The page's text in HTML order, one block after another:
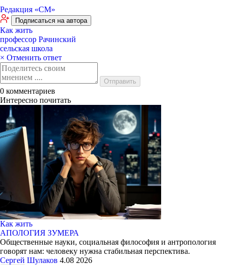
Редакция «СМ»
Подписаться на автора
Как жить
профессор Рачинский
сельская школа
× Отменить ответ
Отправить
0 комментариев
Интересно почитать
Как жить
АПОЛОГИЯ ЗУМЕРА
Общественные науки, социальная философия и антропология
говорят нам: человеку нужна стабильная перспектива.
Сергей Шулаков 4.08 2026